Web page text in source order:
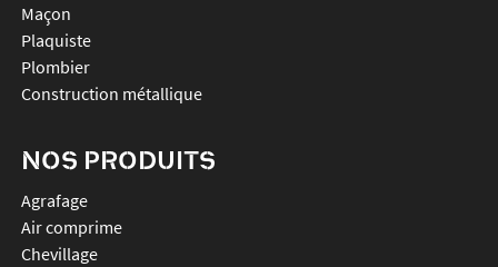
Maçon
Plaquiste
Plombier
Construction métallique
NOS PRODUITS
agrafage
air comprime
chevillage